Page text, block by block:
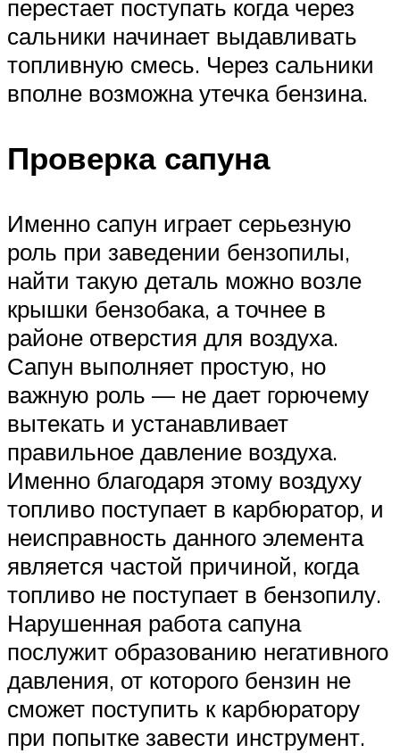
перестает поступать когда через
сальники начинает выдавливать
топливную смесь. Через сальники
вполне возможна утечка бензина.
Проверка сапуна
Именно сапун играет серьезную
роль при заведении бензопилы,
найти такую деталь можно возле
крышки бензобака, а точнее в
районе отверстия для воздуха.
Сапун выполняет простую, но
важную роль — не дает горючему
вытекать и устанавливает
правильное давление воздуха.
Именно благодаря этому воздуху
топливо поступает в карбюратор, и
неисправность данного элемента
является частой причиной, когда
топливо не поступает в бензопилу.
Нарушенная работа сапуна
послужит образованию негативного
давления, от которого бензин не
сможет поступить к карбюратору
при попытке завести инструмент.